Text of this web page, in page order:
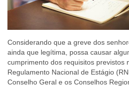
Considerando que a greve dos
ainda que legítima, possa causar
cumprimento dos requisitos previstos
Regulamento Nacional de Estágio
Conselho Geral e os Conselhos